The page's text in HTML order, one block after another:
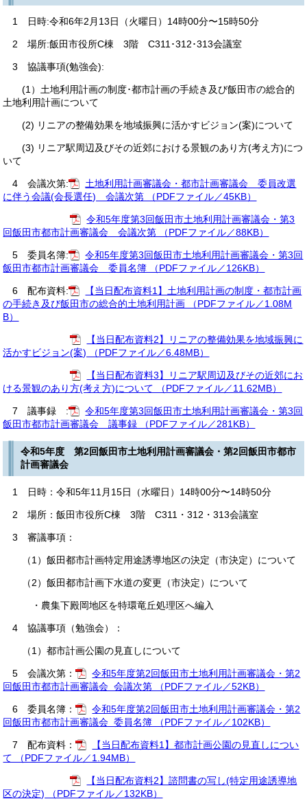
1 日時:令和6年2月13日（火曜日）14時00分〜15時50分
2 場所:飯田市役所C棟 3階 C311･312･313会議室
3 協議事項(勉強会):
(1）土地利用計画の制度･都市計画の手続き及び飯田市の総合的
土地利用計画について
(2) リニアの整備効果を地域振興に活かすビジョン(案)について
(3) リニア駅周辺及びその近郊における景観のあり方(考え方)につ
いて
4 会議次第:
土地利用計画審議会・都市計画審議会 委員改選
に伴う会議(会長選任) 会議次第 （PDFファイル／45KB）
令和5年度第3回飯田市土地利用計画審議会・第3
回飯田市都市計画審議会 会議次第 （PDFファイル／88KB）
5 委員名簿:
令和5年度第3回飯田市土地利用計画審議会・第3回
飯田市都市計画審議会 委員名簿 （PDFファイル／126KB）
6 配布資料:
【当日配布資料1】土地利用計画の制度・都市計画
の手続き及び飯田市の総合的土地利用計画 （PDFファイル／1.08M
B）
【当日配布資料2】リニアの整備効果を地域振興に
活かすビジョン(案) （PDFファイル／6.48MB）
【当日配布資料3】リニア駅周辺及びその近郊にお
ける景観のあり方(考え方)について （PDFファイル／11.62MB）
7 議事録 :
令和5年度第3回飯田市土地利用計画審議会・第3回
飯田市都市計画審議会 議事録 （PDFファイル／281KB）
令和5年度 第2回飯田市土地利用計画審議会・第2回飯田市都市
計画審議会
1 日時：令和5年11月15日（水曜日）14時00分〜14時50分
2 場所：飯田市役所C棟 3階 C311・312・313会議室
3 審議事項：
（1）飯田都市計画特定用途誘導地区の決定（市決定）について
（2）飯田都市計画下水道の変更（市決定）について
・農集下殿岡地区を特環竜丘処理区へ編入
4 協議事項（勉強会）：
（1）都市計画公園の見直しについて
5 会議次第：
令和5年度第2回飯田市土地利用計画審議会・第2
回飯田市都市計画審議会 会議次第 （PDFファイル／52KB）
6 委員名簿：
令和5年度第2回飯田市土地利用計画審議会・第2
回飯田市都市計画審議会 委員名簿 （PDFファイル／102KB）
7 配布資料：
【当日配布資料1】都市計画公園の見直しについ
て （PDFファイル／1.94MB）
【当日配布資料2】諮問書の写し(特定用途誘導地
区の決定) （PDFファイル／132KB）